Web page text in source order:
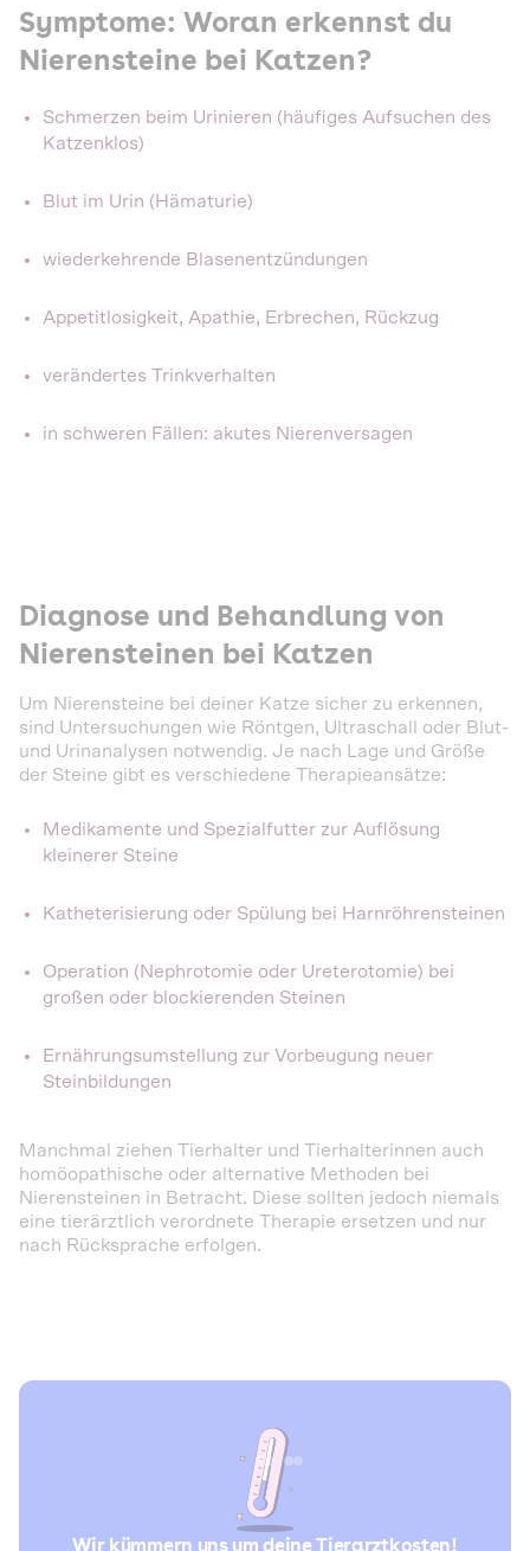
Symptome: Woran erkennst du
Nierensteine bei Katzen?
Schmerzen beim Urinieren (häufiges Aufsuchen des
Katzenklos)
Blut im Urin (Hämaturie)
wiederkehrende Blasenentzündungen
Appetitlosigkeit, Apathie, Erbrechen, Rückzug
verändertes Trinkverhalten
in schweren Fällen: akutes Nierenversagen
Diagnose und Behandlung von
Nierensteinen bei Katzen
Um Nierensteine bei deiner Katze sicher zu erkennen,
sind Untersuchungen wie Röntgen, Ultraschall oder Blut-
und Urinanalysen notwendig. Je nach Lage und Größe
der Steine gibt es verschiedene Therapieansätze:
Medikamente und Spezialfutter zur Auflösung
kleinerer Steine
Katheterisierung oder Spülung bei Harnröhrensteinen
Operation (Nephrotomie oder Ureterotomie) bei
großen oder blockierenden Steinen
Ernährungsumstellung zur Vorbeugung neuer
Steinbildungen
Manchmal ziehen Tierhalter und Tierhalterinnen auch
homöopathische oder alternative Methoden bei
Nierensteinen in Betracht. Diese sollten jedoch niemals
eine tierärztlich verordnete Therapie ersetzen und nur
nach Rücksprache erfolgen.
Wir kümmern uns um deine Tierarztkosten!